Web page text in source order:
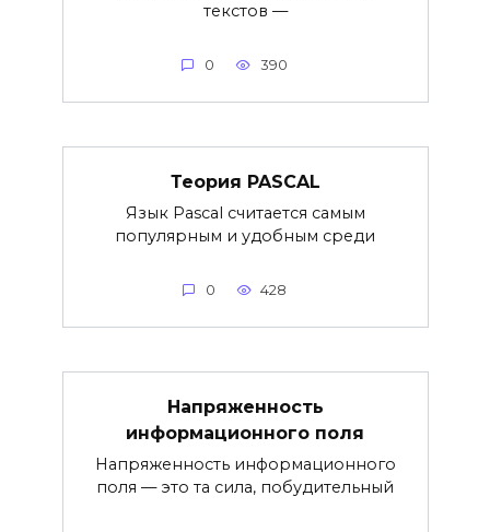
текстов —
0 390
Теория PASCAL
Язык Pascal считается самым
популярным и удобным среди
0 428
Напряженность
информационного поля
Напряженность информационного
поля — это та сила, побу­дительный